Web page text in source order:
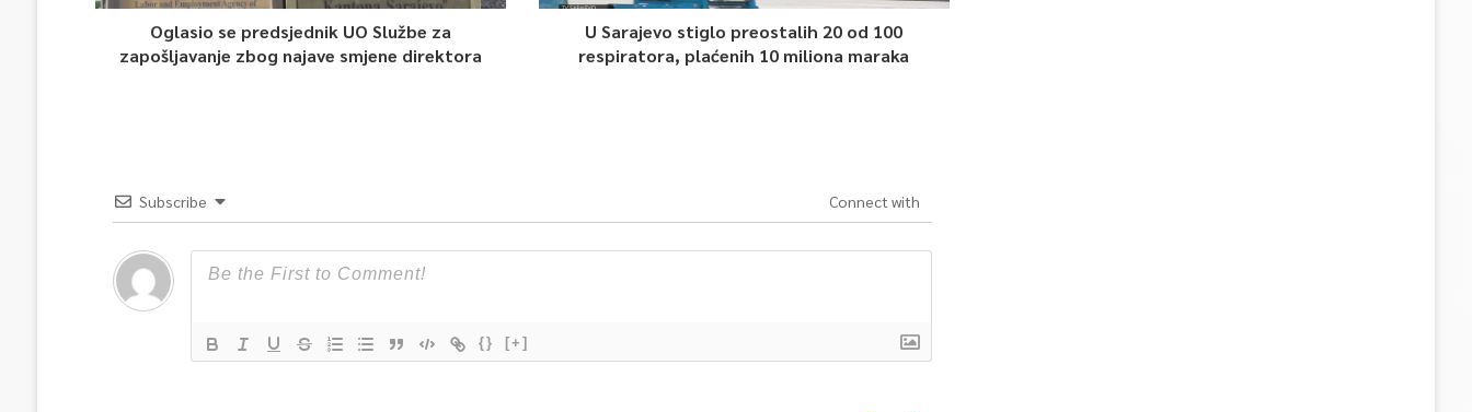
Oglasio se predsjednik UO Službe za
zapošljavanje zbog najave smjene direktora
U Sarajevo stiglo preostalih 20 od 100
respiratora, plaćenih 10 miliona maraka
Subscribe Connect with
{} [+]